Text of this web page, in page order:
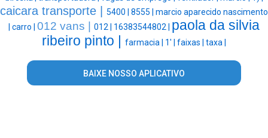
caicara transporte | 5400 | 8555 | marcio aparecido nascimento
carro | 012 vans | 012 | 16383544802 | paola da silvia
ribeiro pinto | farmacia | 1' | faixas | taxa |
BAIXE NOSSO APLICATIVO